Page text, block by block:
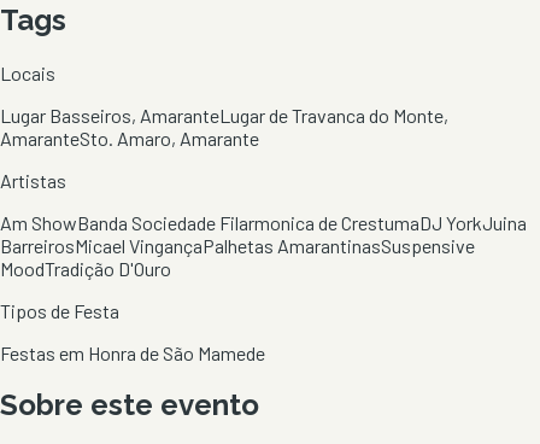
Tags
Locais
Lugar Basseiros, AmaranteLugar de Travanca do Monte,
AmaranteSto. Amaro, Amarante
Artistas
Am ShowBanda Sociedade Filarmonica de CrestumaDJ YorkJuina
BarreirosMicael VingançaPalhetas AmarantinasSuspensive
MoodTradição D'Ouro
Tipos de Festa
Festas em Honra de São Mamede
Sobre este evento